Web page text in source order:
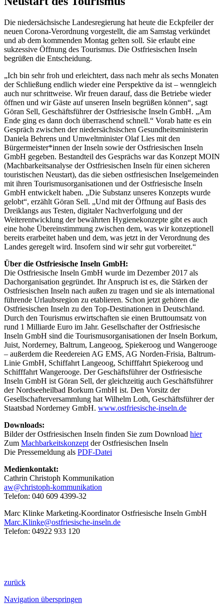
Die niedersächsische Landesregierung hat heute die Eckpfeiler der
neuen Corona-Verordnung vorgestellt, die am Samstag verkündet
und ab dem kommenden Montag gelten soll. Sie erlaubt eine
sukzessive Öffnung des Tourismus. Die Ostfriesischen Inseln
begrüßen die Entscheidung.
„Ich bin sehr froh und erleichtert, dass nach mehr als sechs Monaten
der Schließung endlich wieder eine Perspektive da ist – wenngleich
auch nur schrittweise. Wir freuen darauf, dass die Betriebe wieder
öffnen und wir Gäste auf unseren Inseln begrüßen können“, sagt
Göran Sell, Geschäftsführer der Ostfriesische Inseln GmbH. „Am
Ende ging es dann doch überraschend schnell.“ Vorab hatte es ein
Gespräch zwischen der niedersächsischen Gesundheitsministerin
Daniela Behrens und Umweltminister Olaf Lies mit den
Bürgermeister*innen der Inseln sowie der Ostfriesischen Inseln
GmbH gegeben. Bestandteil des Gesprächs war das Konzept MOIN
(Machbarkeitsanalyse der Ostfriesischen Inseln für einen sicheren
touristischen Neustart), das die sieben ostfriesischen Inselgemeinden
mit ihren Tourismusorganisationen und der Ostfriesische Inseln
GmbH entwickelt haben. „Die Substanz unseres Konzepts wurde
gelobt“, erzählt Göran Sell. „Und mit der Öffnung auf Basis des
Dreiklangs aus Testen, digitaler Nachverfolgung und der
Weiterentwicklung der bewährten Hygienekonzepte gibt es auch
eine hohe Übereinstimmung zwischen dem, was wir konzeptionell
bereits erarbeitet haben und dem, was jetzt in der Verordnung des
Landes geregelt wird. Insofern sind wir sehr gut vorbereitet.“
Über die Ostfriesische Inseln GmbH:
Die Ostfriesische Inseln GmbH wurde im Dezember 2017 als
Dachorganisation gegründet. Ihr Anspruch ist es, die Stärken der
Ostfriesischen Inseln nach außen zu tragen und sie als international
führende Urlaubsregion zu etablieren. Schon jetzt gehören die
Ostfriesischen Inseln zu den Top-Destinationen in Deutschland.
Durch den Tourismus erwirtschaften sie einen Bruttoumsatz von
rund 1 Milliarde Euro im Jahr. Gesellschafter der Ostfriesische
Inseln GmbH sind die Tourismusorganisationen der Inseln Borkum,
Juist, Norderney, Baltrum, Langeoog, Spiekeroog und Wangerooge
– außerdem die Reedereien AG EMS, AG Norden-Frisia, Baltrum-
Linie GmbH, Schiffahrt Langeoog, Schifffahrt Spiekeroog und
Schifffahrt Wangerooge. Der Geschäftsführer der Ostfriesische
Inseln GmbH ist Göran Sell, der gleichzeitig auch Geschäftsführer
der Nordseeheilbad Borkum GmbH ist. Den Vorsitz der
Gesellschafterversammlung hat Wilhelm Loth, Geschäftsführer der
Staatsbad Norderney GmbH. www.ostfriesische-inseln.de
Downloads:
Bilder der Ostfriesischen Inseln finden Sie zum Download hier
Zum Machbarkeitskonzept der Ostfriesischen Inseln
Die Pressemeldung als PDF-Datei
Medienkontakt:
Cathrin Christoph Kommunikation
aw@christoph-kommunikation
Telefon: 040 609 4399-32
Marc Klinke Marketing-Koordinator Ostfriesische Inseln GmbH
Marc.Klinke@ostfriesische-inseln.de
Telefon: 04922 933 120
zurück
Navigation überspringen